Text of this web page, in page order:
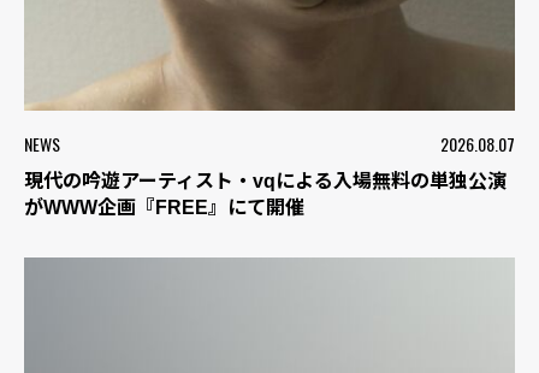
NEWS 2026.08.07
現代の吟遊アーティスト・vqによる入場無料の単独公演
がWWW企画『FREE』にて開催